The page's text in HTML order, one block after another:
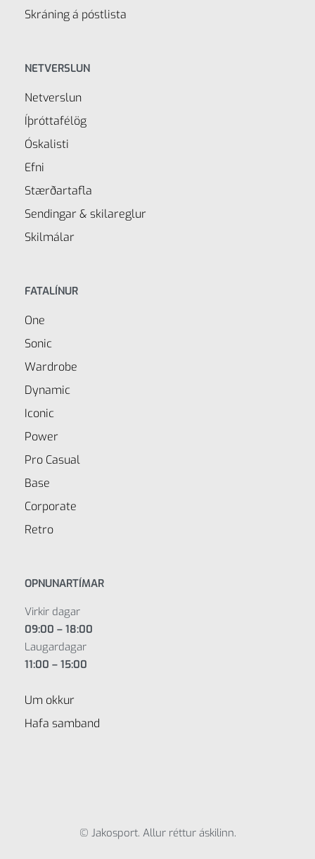
Skráning á póstlista
NETVERSLUN
Netverslun
Íþróttafélög
Óskalisti
Efni
Stærðartafla
Sendingar & skilareglur
Skilmálar
FATALÍNUR
One
Sonic
Wardrobe
Dynamic
Iconic
Power
Pro Casual
Base
Corporate
Retro
OPNUNARTÍMAR
Virkir dagar
09:00 – 18:00
Laugardagar
11:00 – 15:00
Um okkur
Hafa samband
© Jakosport. Allur réttur áskilinn.